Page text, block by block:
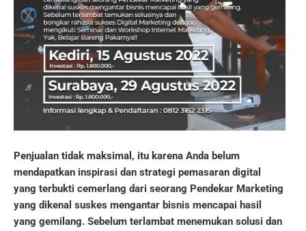
Penjualan tidak maksimal, itu karena Anda belum
mendapatkan inspirasi dan strategi pemasaran digital
yang terbukti cemerlang dari seorang Pendekar Marketing
yang dikenal suskes mengantar bisnis mencapai hasil
yang gemilang. Sebelum terlambat menemukan solusi dan